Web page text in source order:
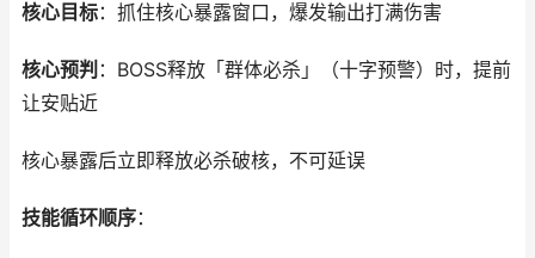
核心目标：抓住核心暴露窗口，爆发输出打满伤害
核心预判 ：BOSS释放「群体必杀」（十字预警）时，提前
让安贴近
核心暴露后立即释放必杀破核，不可延误
技能循环顺序：